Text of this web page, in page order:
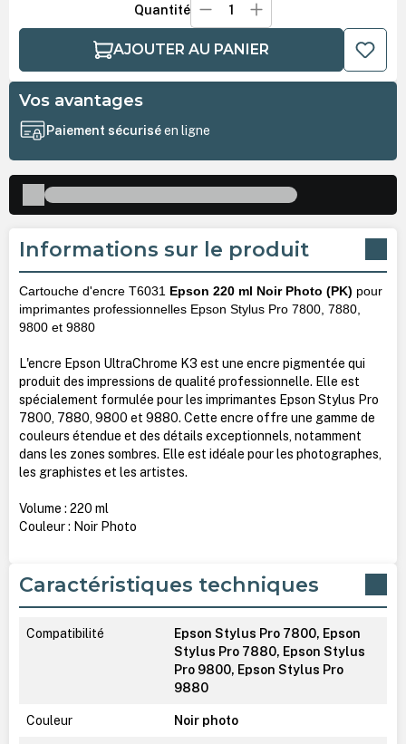
Quantité
AJOUTER AU PANIER
Vos avantages
Paiement sécuriséen ligne
Informations sur le produit
Cartouche d'encre T6031 Epson 220 ml Noir Photo (PK) pour
imprimantes professionnelles Epson Stylus Pro 7800, 7880,
9800 et 9880
L'encre Epson UltraChrome K3 est une encre pigmentée qui
produit des impressions de qualité professionnelle. Elle est
spécialement formulée pour les imprimantes Epson Stylus Pro
7800, 7880, 9800 et 9880. Cette encre offre une gamme de
couleurs étendue et des détails exceptionnels, notamment
dans les zones sombres. Elle est idéale pour les photographes,
les graphistes et les artistes.
Volume : 220 ml
Couleur : Noir Photo
Caractéristiques techniques
Compatibilité
Epson Stylus Pro 7800, Epson
Stylus Pro 7880, Epson Stylus
Pro 9800, Epson Stylus Pro
9880
Couleur Noir photo